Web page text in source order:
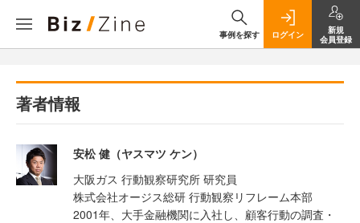
事例を探す ログイン
新規
会員登録
著者情報
安松 健（ヤスマツ ケン）
大阪ガス 行動観察研究所 研究員
株式会社オージス総研 行動観察リフレーム本部
2001年、大手金融機関に入社し、顧客行動の調査・